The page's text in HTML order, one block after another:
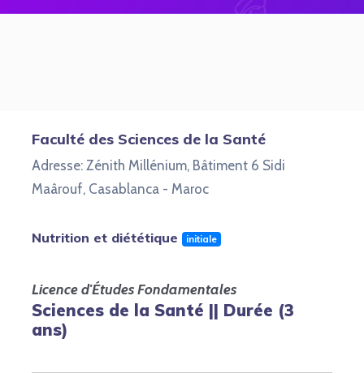
Faculté des Sciences de la Santé
Adresse: Zénith Millénium, Bâtiment 6 Sidi
Maârouf, Casablanca - Maroc
Nutrition et diététique initiale
Licence d'Études Fondamentales
Sciences de la Santé || Durée (3
ans)